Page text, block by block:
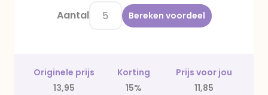
Aantal Bereken voordeel
Originele prijs Korting
Prijs voor jou
13,95
15% 11,85